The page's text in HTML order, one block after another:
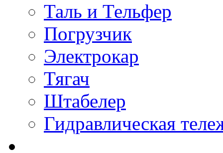
Таль и Тельфер
Погрузчик
Электрокар
Тягач
Штабелер
Гидравлическая